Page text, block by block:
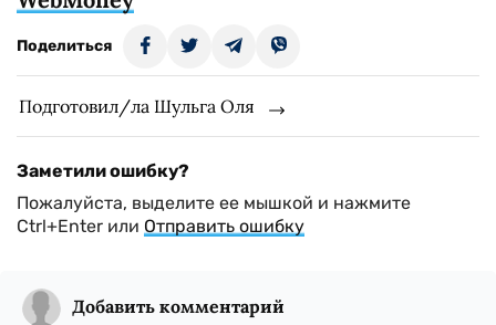
Поделиться
Подготовил/ла Шульга Оля
Заметили ошибку?
Пожалуйста, выделите ее мышкой и нажмите
Ctrl+Enter или Отправить ошибку
Добавить комментарий